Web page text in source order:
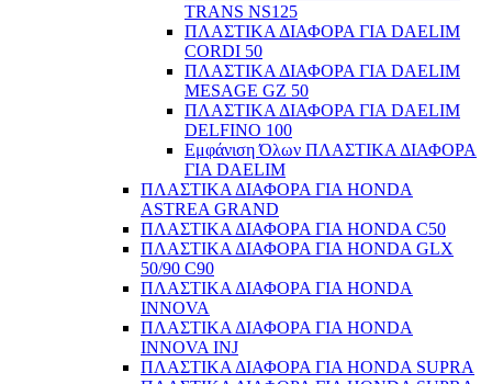
TRANS NS125
ΠΛΑΣΤΙΚΑ ΔΙΑΦΟΡΑ ΓΙΑ DAELIM
CORDI 50
ΠΛΑΣΤΙΚΑ ΔΙΑΦΟΡΑ ΓΙΑ DAELIM
MESAGE GZ 50
ΠΛΑΣΤΙΚΑ ΔΙΑΦΟΡΑ ΓΙΑ DAELIM
DELFINO 100
Εμφάνιση Όλων ΠΛΑΣΤΙΚΑ ΔΙΑΦΟΡΑ
ΓΙΑ DAELIM
ΠΛΑΣΤΙΚΑ ΔΙΑΦΟΡΑ ΓΙΑ HONDA
ASTREA GRAND
ΠΛΑΣΤΙΚΑ ΔΙΑΦΟΡΑ ΓΙΑ HONDA C50
ΠΛΑΣΤΙΚΑ ΔΙΑΦΟΡΑ ΓΙΑ HONDA GLX
50/90 C90
ΠΛΑΣΤΙΚΑ ΔΙΑΦΟΡΑ ΓΙΑ HONDA
INNOVA
ΠΛΑΣΤΙΚΑ ΔΙΑΦΟΡΑ ΓΙΑ HONDA
INNOVA INJ
ΠΛΑΣΤΙΚΑ ΔΙΑΦΟΡΑ ΓΙΑ HONDA SUPRA